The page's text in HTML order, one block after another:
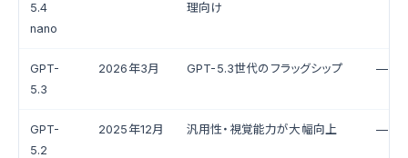
5.4
nano
理向け
GPT-
5.3
2026年3月 GPT-5.3世代のフラッグシップ —
GPT-
5.2
2025年12月 汎用性・視覚能力が大幅向上 —